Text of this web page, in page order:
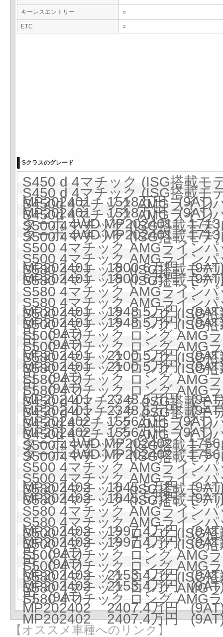
キーレスエントリー ○
ETC ○
Sクラスのグレード
S450 d 4マチック (ISG搭載モ
MP202401 1518万円 (9AT)
S450 d 4マチック (ISG搭載モ
MP202401 1518万円 (9AT)
S450d 4マチック AMGライン
ターボ 4WD MP202401
S450d 4マチック AMGライン
ターボ 4WD MP202401
S500 4マチック (ISG搭載モ
S500 4マチック (ISG搭載モ
S500 4マチック AMGライン
MP202401 1800.6万円
S500 4マチック AMGライン
MP202401 1800.6万円
S580 4マチック (ISG搭載モ
S580 4マチック (ISG搭載モ
S580 4マチック AMGライン
MP202401 1948.5万円
S580 4マチック AMGライン
MP202401 1948.5万円
S500 4マチック ロング (ISG
円 (9AT)
S500 4マチック ロング (ISG
円 (9AT)
S500 4マチック ロング AMG
MP202401 2100.5万円
S500 4マチック ロング AMG
MP202401 2100.5万円
S580 4マチック ロング (ISG
円 (9AT)
S580 4マチック ロング (ISG
円 (9AT)
S580 4マチック ロング AMG
MP202401 2348.5万円
S580 4マチック ロング AMG
MP202401 2348.5万円
S450 d 4マチック (ISG搭載モ
MP202402 1556万円 (9AT)
S450 d 4マチック (ISG搭載モ
MP202402 1556万円 (9AT)
S450d 4マチック AMGライン
ターボ 4WD MP202402
S450d 4マチック AMGライン
ターボ 4WD MP202402
S500 4マチック (ISG搭載モ
S500 4マチック (ISG搭載モ
S500 4マチック AMGライン
MP202402 1845.5万円
S500 4マチック AMGライン
MP202402 1845.5万円
S580 4マチック (ISG搭載モ
S580 4マチック (ISG搭載モ
S580 4マチック AMGライン
MP202402 1997.4万円
S580 4マチック AMGライン
MP202402 1997.4万円
S500 4マチック ロング (ISG
円 (9AT)
S500 4マチック ロング (ISG
円 (9AT)
S500 4マチック ロング AMG
MP202402 2153.4万円
S500 4マチック ロング AMG
MP202402 2153.4万円
S580 4マチック ロング (ISG
円 (9AT)
S580 4マチック ロング AMG
MP202402 2407.4万円
S580 4マチック ロング AMG
MP202402 2407.4万円
【オススメ車種へのリンク】